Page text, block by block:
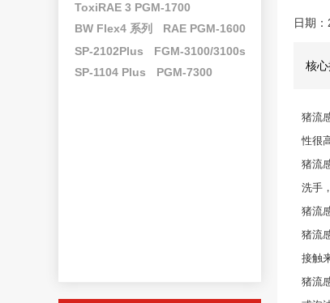
ToxiRAE 3 PGM-1700
BW Flex4 系列
RAE PGM-1600
SP-2102Plus
FGM-3100/3100s
SP-1104 Plus
PGM-7300
日期
核心
猪流
性很
猪流
洗手
猪流
猪流
接触
猪流